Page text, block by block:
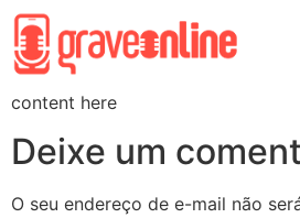
content here
Deixe um
O seu endereço de e-mail não